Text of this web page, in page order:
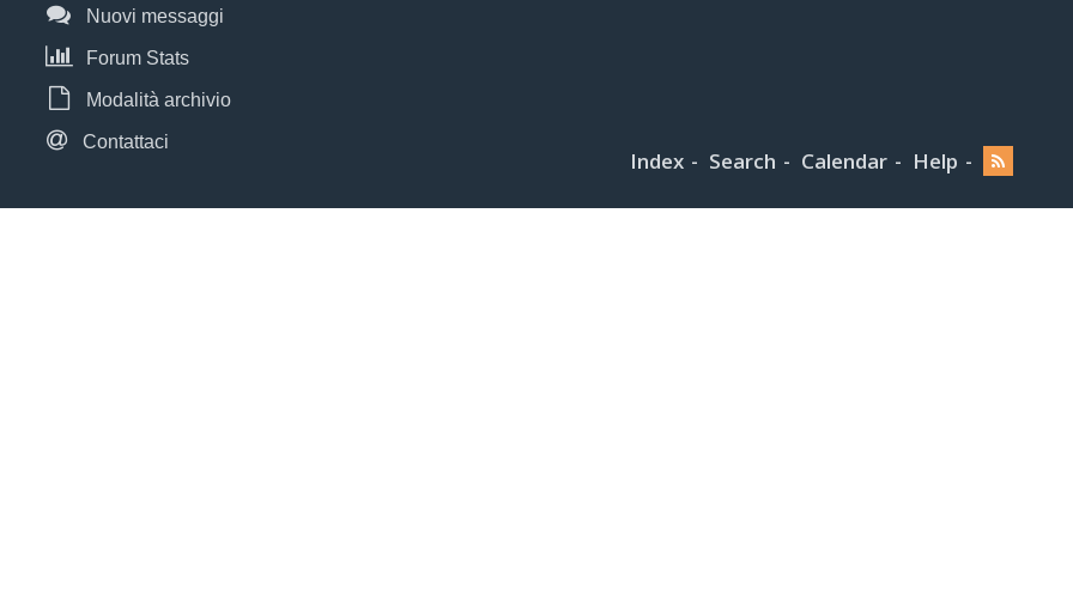
Nuovi messaggi
Forum Stats
Modalità archivio
Contattaci
Index Search Calendar Help